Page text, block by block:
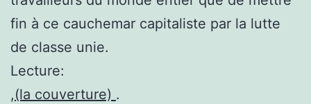
fin à ce cauchemar capitaliste par la lutte
de classe unie.
Lecture:
,(la couverture) .